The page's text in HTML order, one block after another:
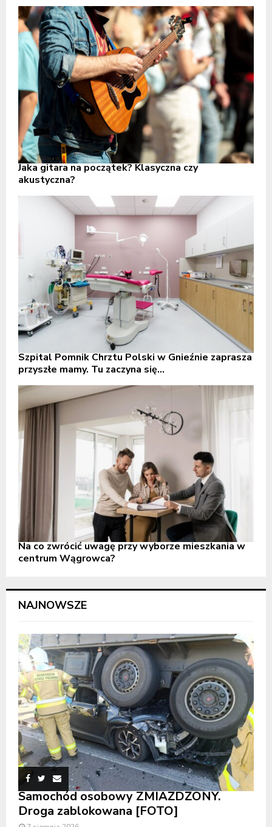
Jaka gitara na początek? Klasyczna czy
akustyczna?
Szpital Pomnik Chrztu Polski w Gnieźnie zaprasza
przyszłe mamy. Tu zaczyna się...
Na co zwrócić uwagę przy wyborze mieszkania w
centrum Wągrowca?
NAJNOWSZE
Samochód osobowy ZMIAŻDŻONY.
Droga zablokowana [FOTO]